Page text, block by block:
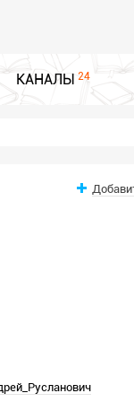
КАНАЛЫ 24